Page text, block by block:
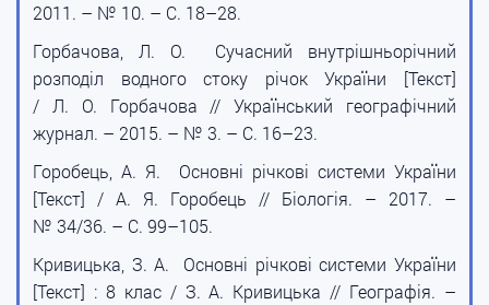
2011. – № 10. – С. 18–28.
Горбачова, Л. О. Сучасний внутрішньорічний
розподіл водного стоку річок України [Текст]
/ Л. О. Горбачова // Український географічний
журнал. – 2015. – № 3. – С. 16–23.
Горобець, А. Я. Основні річкові системи України
[Текст] / А. Я. Горобець // Біологія. – 2017. –
№ 34/36. – С. 99–105.
Кривицька, З. А. Основні річкові системи України
[Текст] : 8 клас / З. А. Кривицька // Географія. –